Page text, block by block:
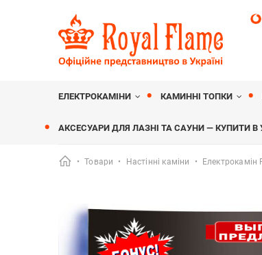
ЕЛЕКТРОКАМІНИ КАМИННІ ТОПКИ
АКСЕСУАРИ ДЛЯ ЛАЗНІ ТА САУНИ — КУПИТИ В
• Товари • Настінні каміни • Електрокамін